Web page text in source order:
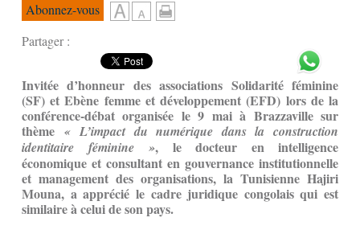
Abonnez-vous
Partager :
Invitée d’honneur des associations Solidarité féminine
(SF) et Ebène femme et développement (EFD) lors de la
conférence-débat organisée le 9 mai à Brazzaville sur
thème « L’impact du numérique dans la construction
identitaire féminine »,
le docteur en intelligence
économique et consultant en gouvernance institutionnelle
et management des organisations, la Tunisienne Hajiri
Mouna, a apprécié le cadre juridique congolais qui est
similaire à celui de son pays.